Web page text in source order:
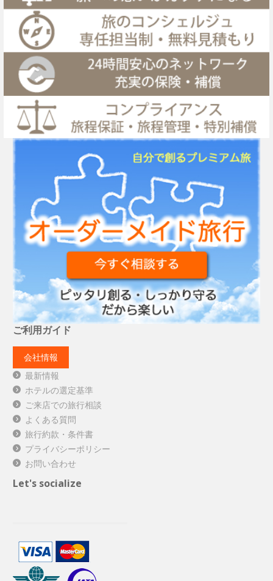
ご利用ガイド
会社情報
最新情報
ホテルの選定基準
ご来店での旅行相談
よくある質問
旅行約款・条件書
プライバシーポリシー
お問い合わせ
Let's socialize